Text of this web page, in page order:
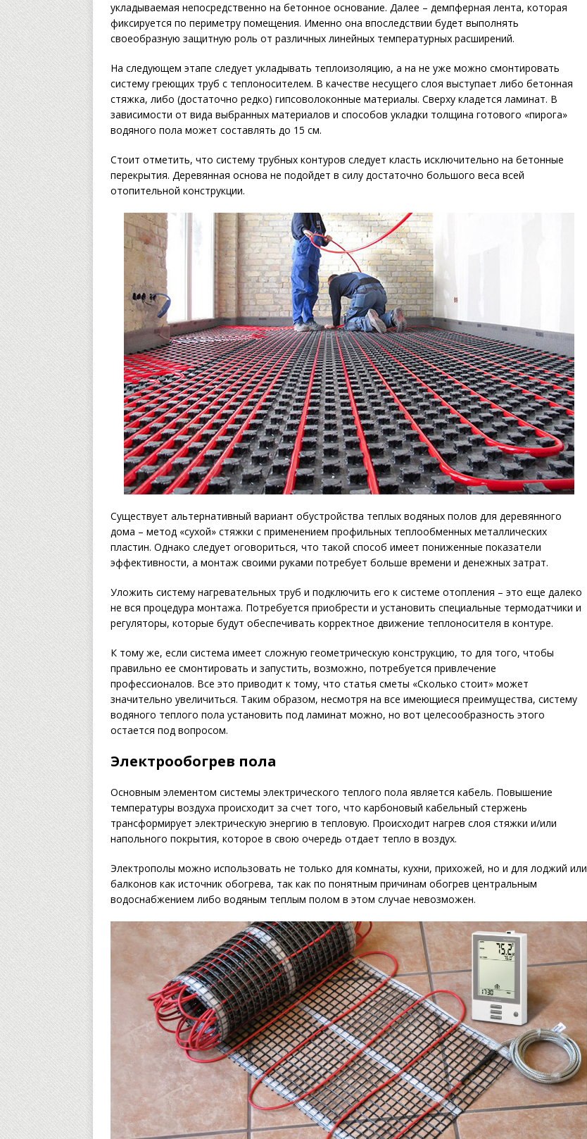
укладываемая непосредственно на бетонное основание. Далее – демпферная лента, которая
фиксируется по периметру помещения. Именно она впоследствии будет выполнять
своеобразную защитную роль от различных линейных температурных расширений.
На следующем этапе следует укладывать теплоизоляцию, а на не уже можно смонтировать
систему греющих труб с теплоносителем. В качестве несущего слоя выступает либо бетонная
стяжка, либо (достаточно редко) гипсоволоконные материалы. Сверху кладется ламинат. В
зависимости от вида выбранных материалов и способов укладки толщина готового «пирога»
водяного пола может составлять до 15 см.
Стоит отметить, что систему трубных контуров следует класть исключительно на бетонные
перекрытия. Деревянная основа не подойдет в силу достаточно большого веса всей
отопительной конструкции.
Существует альтернативный вариант обустройства теплых водяных полов для деревянного
дома – метод «сухой» стяжки с применением профильных теплообменных металлических
пластин. Однако следует оговориться, что такой способ имеет пониженные показатели
эффективности, а монтаж своими руками потребует больше времени и денежных затрат.
Уложить систему нагревательных труб и подключить его к системе отопления – это еще далеко
не вся процедура монтажа. Потребуется приобрести и установить специальные термодатчики и
регуляторы, которые будут обеспечивать корректное движение теплоносителя в контуре.
К тому же, если система имеет сложную геометрическую конструкцию, то для того, чтобы
правильно ее смонтировать и запустить, возможно, потребуется привлечение
профессионалов. Все это приводит к тому, что статья сметы «Сколько стоит» может
значительно увеличиться. Таким образом, несмотря на все имеющиеся преимущества, систему
водяного теплого пола установить под ламинат можно, но вот целесообразность этого
остается под вопросом.
Электрообогрев пола
Основным элементом системы электрического теплого пола является кабель. Повышение
температуры воздуха происходит за счет того, что карбоновый кабельный стержень
трансформирует электрическую энергию в тепловую. Происходит нагрев слоя стяжки и/или
напольного покрытия, которое в свою очередь отдает тепло в воздух.
Электрополы можно использовать не только для комнаты, кухни, прихожей, но и для лоджий или
балконов как источник обогрева, так как по понятным причинам обогрев центральным
водоснабжением либо водяным теплым полом в этом случае невозможен.